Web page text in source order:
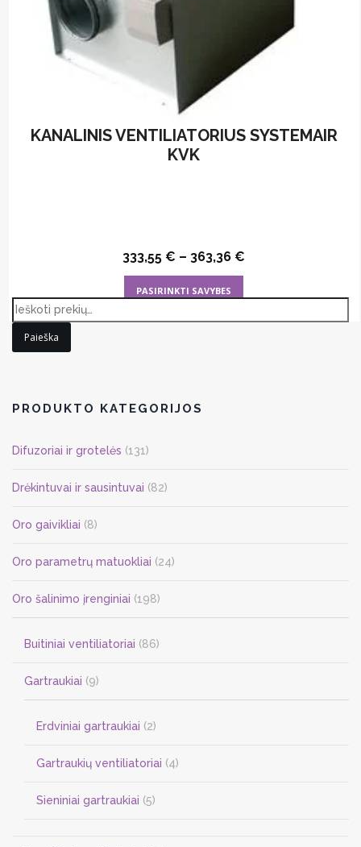
KANALINIS VENTILIATORIUS SYSTEMAIR
KVK
333,55 € – 363,36 €
PASIRINKTI SAVYBES
has
Paieška
PRODUKTO KATEGORIJOS
Difuzoriai ir grotelės (131)
Drėkintuvai ir sausintuvai (82)
Oro gaivikliai (8)
Oro parametrų matuokliai (24)
Oro šalinimo įrenginiai (198)
Buitiniai ventiliatoriai (86)
Gartraukiai (9)
Erdviniai gartraukiai (2)
Gartraukių ventiliatoriai (4)
Sieniniai gartraukiai (5)